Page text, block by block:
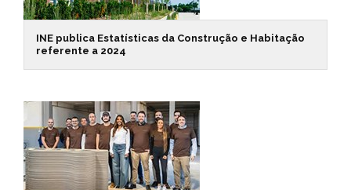
INE publica Estatísticas da Construção e Habitação
referente a 2024